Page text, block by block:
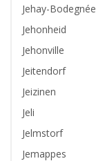
Jehay-Bodegnée
Jehonheid
Jehonville
Jeitendorf
Jeizinen
Jeli
Jelmstorf
Jemappes